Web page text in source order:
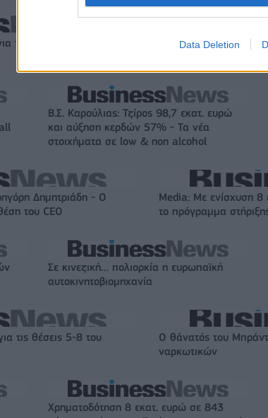
Data Deletion
την πρώτη νίκη στο
Εθνική Κορασίδων:
Β.Σ. Καρούλιας: Τζίρος 98,7 εκατ. ευρώ
και αύξηση κερδών 57% - Τα νέα
στοιχήματα σε low & non alcohol
Δημητριάδη - Ο
του CEO
Media: Με ενίσχυση 8
το πρόγραμμα
Σε κινεζική… πολιορκία η ευρωπαϊκή
αυτοκινητοβιομηχανία
τις θέσεις 5-8 του
O θάνατός του
ναρκωτικών
Χρηματοδότηση 8 εκατ. ευρώ σε 843